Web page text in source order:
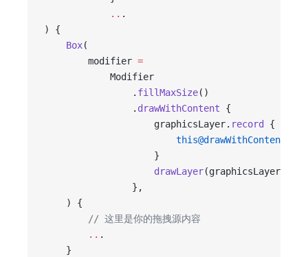
            ..
.
) {
    Box
(
        modifier
=
            Modifier
                .
fillMaxSize()
                .
drawWithContent {
                    graphicsLayer.
record
{
                        this@drawWithContent
                    }
                    drawLayer
(graphicsLayer)
                },
    ) {
        // 这里是你的拖拽源内容
        ..
.
    }